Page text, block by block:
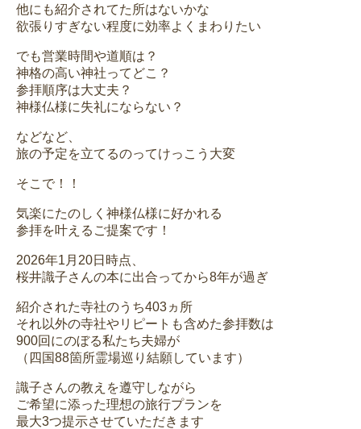
他にも紹介されてた所はないかな
欲張りすぎない程度に効率よくまわりたい
でも営業時間や道順は？
神格の高い神社ってどこ？
参拝順序は大丈夫？
神様仏様に失礼にならない？
などなど、
旅の予定を立てるのってけっこう大変
そこで！！
気楽にたのしく神様仏様に好かれる
参拝を叶えるご提案です！
2026年1月20日時点、
桜井識子さんの本に出合ってから8年が過ぎ
紹介された寺社のうち403ヵ所
それ以外の寺社やリピートも含めた参拝数は
900回にのぼる私たち夫婦が
（四国88箇所霊場巡り結願しています）
識子さんの教えを遵守しながら
ご希望に添った理想の旅行プランを
最大3つ提示させていただきます